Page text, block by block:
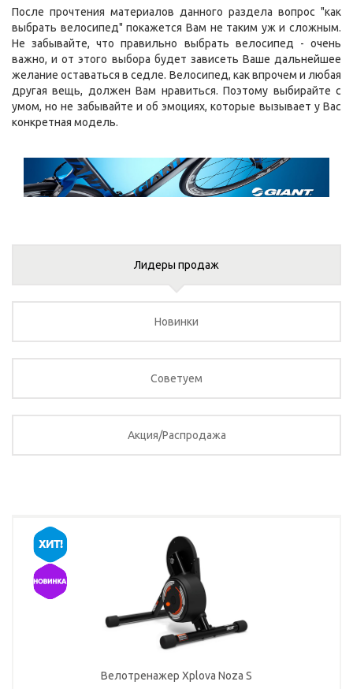
После прочтения материалов данного раздела вопрос "как
выбрать велосипед" покажется Вам не таким уж и сложным.
Не забывайте, что правильно выбрать велосипед - очень
важно, и от этого выбора будет зависеть Ваше дальнейшее
желание оставаться в седле. Велосипед, как впрочем и любая
другая вещь, должен Вам нравиться. Поэтому выбирайте с
умом, но не забывайте и об эмоциях, которые вызывает у Вас
конкретная модель.
Лидеры продаж
Новинки
Советуем
Акция/Распродажа
Велотренажер Xplova Noza S